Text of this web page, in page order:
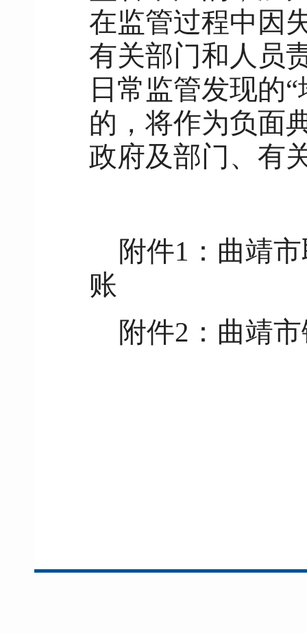
在监管过程中因
有关部门和人员
日常监管发现的
的，将作为负面
政府及部门、有
附件1：曲靖
账
附件2：曲靖